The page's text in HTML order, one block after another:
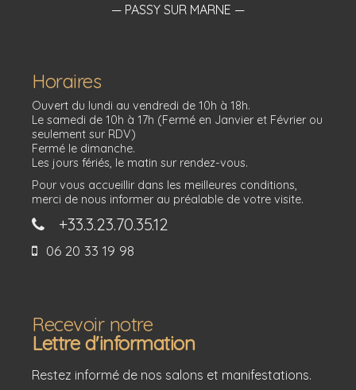
— PASSY SUR MARNE —
Horaires
Ouvert du lundi au vendredi de 10h à 18h.
Le samedi de 10h à 17h (Fermé en Janvier et Février ou
seulement sur RDV)
Fermé le dimanche.
Les jours fériés, le matin sur rendez-vous.
Pour vous accueillir dans les meilleures conditions,
merci de nous informer au préalable de votre visite.
+33.3.23.70.35.12
06 20 33 19 98
Recevoir notre
Lettre d'information
Restez informé de nos salons et manifestations.